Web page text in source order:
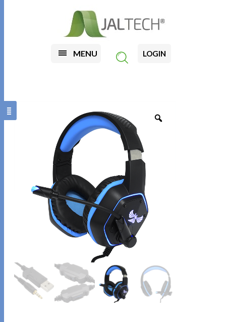
MENU LOGIN